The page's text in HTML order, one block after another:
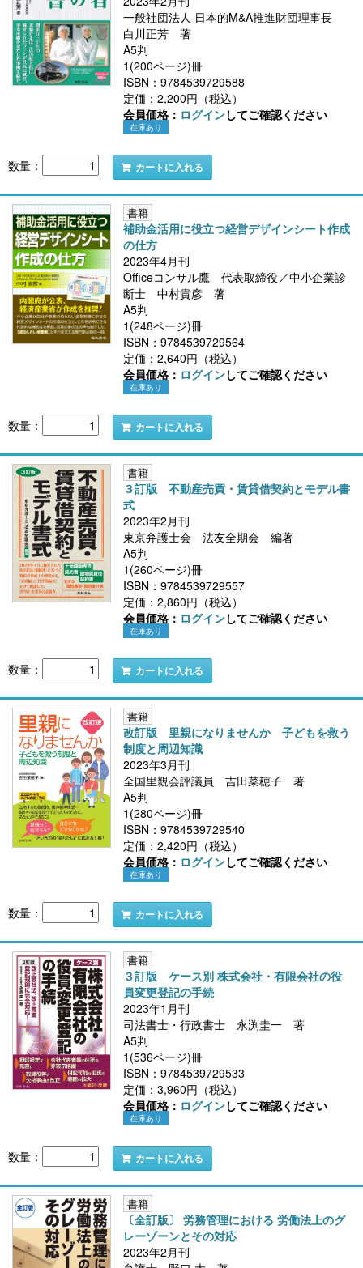
一般社団法人 日本的M&A推進財団理事長
白川正芳 著
A5判
1(200ページ)冊
ISBN：9784539729588
定価：2,200円（税込）
会員価格： ログインしてご確認ください
在庫あり
数量： カートに入れる
書籍
補助金活用に役立つ経営デザインシート作成
の仕方
2023年4月刊
Officeコンサル鷹 代表取締役／中小企業診
断士 中村貴彦 著
A5判
1(248ページ)冊
ISBN：9784539729564
定価：2,640円（税込）
会員価格： ログインしてご確認ください
在庫あり
数量： カートに入れる
書籍
３訂版 不動産売買・賃貸借契約とモデル書
式
2023年2月刊
東京弁護士会 法友全期会 編著
A5判
1(260ページ)冊
ISBN：9784539729557
定価：2,860円（税込）
会員価格： ログインしてご確認ください
在庫あり
数量： カートに入れる
書籍
改訂版 里親になりませんか 子どもを救う
制度と周辺知識
2023年3月刊
全国里親会評議員 吉田菜穂子 著
A5判
1(280ページ)冊
ISBN：9784539729540
定価：2,420円（税込）
会員価格： ログインしてご確認ください
在庫あり
数量： カートに入れる
書籍
３訂版 ケース別 株式会社・有限会社の役
員変更登記の手続
2023年1月刊
司法書士・行政書士 永渕圭一 著
A5判
1(536ページ)冊
ISBN：9784539729533
定価：3,960円（税込）
会員価格： ログインしてご確認ください
在庫あり
数量： カートに入れる
書籍
〔全訂版〕 労務管理における 労働法上のグ
レーゾーンとその対応
2023年2月刊